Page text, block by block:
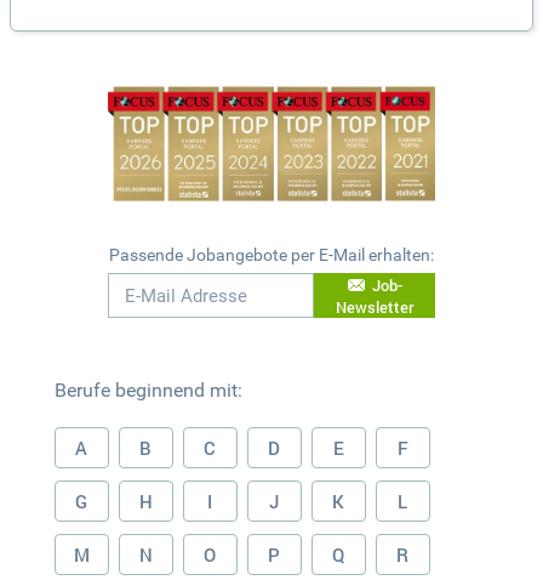
Passende Jobangebote per E-Mail erhalten:
Job-
Newsletter
Berufe beginnend mit:
A B C D E F
G H I J K L
M N O P Q R